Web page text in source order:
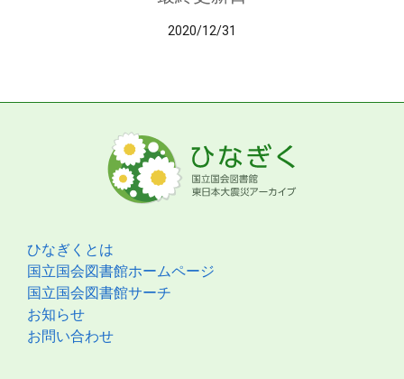
2020/12/31
ひなぎくとは
国立国会図書館ホームページ
国立国会図書館サーチ
お知らせ
お問い合わせ